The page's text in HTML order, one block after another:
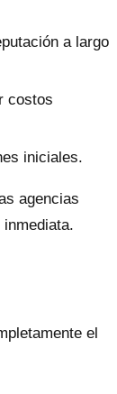
a largo
costos
iniciales.
agencias
el